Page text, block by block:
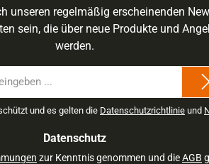
unseren regelmäßig erscheinenden
sein, die über neue Produkte und
werden.
und es gelten die Datenschutzrichtlinie und
Datenschutz
zur Kenntnis genommen und dieAGB